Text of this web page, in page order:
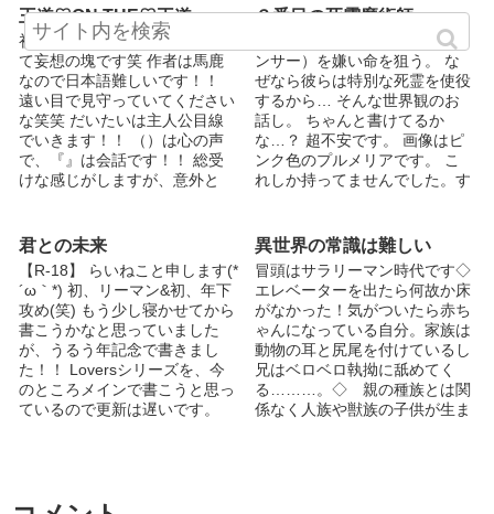
構成/？ ●将平の高校の同級生。
●高校時代は来る者拒まずの女
好き。 ●将平の顔が好き。
●Lucas Bernar（ルーカスベル
ナルド） ●社長/身長188/A型 ●
家族構成/父、母、姉、弟 ●将平
の大学の先輩で友人。 ●フラン
ス国籍。赤毛にグリーンアイ。
●山梨蘭（やまなしらん） ●大
と委員会で一緒だった。 ●昂平
と篤也の元カレ。 ●木崎篤也
（きざきあつや） ●バー経営/身
長186/Ｏ型 ●家族構成/ 母、妹
●ヘビースモーカー。 ●ゆずと
蘭の元カレ。 ●花村茜（はなむ
らあかね） ●高校3年生/身長
166/AB型 ●家族構成/ 姉 ●美少
年でゲイ。 ●面食いで下半身が
非常に緩い。 ●土岐歩（ときあ
898】からお借りしました。あ
王道♡ON THE♡王道
初作品ですので、はっきりいっ
て妄想の塊です笑 作者は馬鹿
なので日本語難しいです！！
遠い目で見守っていてください
な笑笑 だいたいは主人公目線
でいきます！！ （）は心の声
で、『』は会話です！！ 総受
けな感じがしますが、意外と
人に恋愛をしっかりします。v
表紙画像はまおてる様に描いて
いただきました！ ありがとう
ございます！
３番目の死霊魔術師
魔術師は死霊魔術師（ネクロマ
ンサー）を嫌い命を狙う。 な
ぜなら彼らは特別な死霊を使役
するから… そんな世界観のお
話し。 ちゃんと書けてるか
な…？ 超不安です。 画像はピ
ンク色のプルメリアです。 こ
れしか持ってませんでした。す
フィリピンやマレーシアなどで
は幽霊や墓地を連想させる花だ
そうです。 妊娠中に死亡した
女性は、吸血幽霊となるらしい
んですけど、プルメリアの香し
い香りの後に悪臭がするんだと
か… …意味深ですね。 色々未
熟かと思いますが、 お楽しみ
頂けたら幸いです。 ねじめ
（２０２０年１０月２３日）
君との未来
【R-18】 らいねこと申します(*
´ω｀*) 初、リーマン&初、年下
攻め(笑) もう少し寝かせてから
書こうかなと思っていました
が、うるう年記念で書きまし
た！！ Loversシリーズを、今
のところメインで書こうと思っ
ているので更新は遅いです。
(Loversシリーズの愁x咲とは、
異世界の常識は難しい
冒頭はサラリーマン時代です◇
エレベーターを出たら何故か床
がなかった！気がついたら赤ち
ゃんになっている自分。家族は
動物の耳と尻尾を付けているし
兄はベロベロ執拗に舐めてく
る………。◇ 親の種族とは関
係なく人族や獣族の子供が生ま